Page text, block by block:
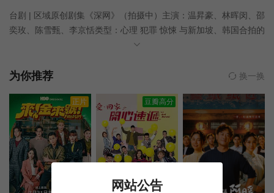
台剧 | 区域原创剧集《深网》（拍摄中）主演：温昇豪、林晖闵、邵
奕玫、陈雪甄、李京恬类型：心理 犯罪 惊悚 与新加坡、韩国合拍的
一部关于亚洲网路色情的心理犯罪惊悚剧集。导演有两位，一个是
加坡参与拍摄，每位演员在剧中都有情欲戏
为你推荐 换一换
正片 豆瓣高分
网站公告